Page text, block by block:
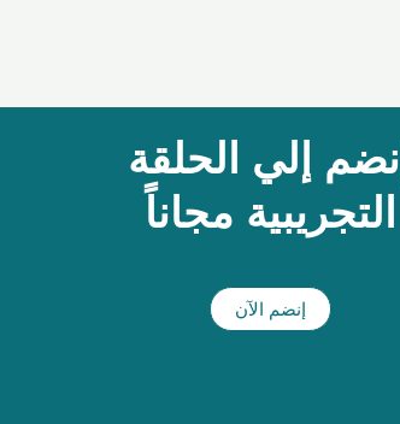
إنضم إلي الحلقة
التجريبية مجاناً
إنضم الآن